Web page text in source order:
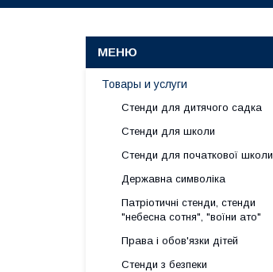
Товары и услуги
Стенди для дитячого садка
Стенди для школи
Стенди для початкової школи
Державна символіка
Патріотичні стенди, стенди
"небесна сотня", "воїни ато"
Права і обов'язки дітей
Стенди з безпеки